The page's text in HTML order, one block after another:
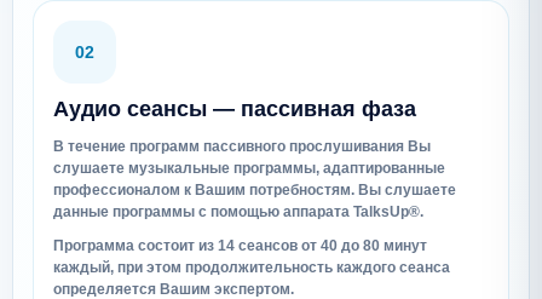
02
Аудио сеансы — пассивная фаза
В течение программ пассивного прослушивания Вы
слушаете музыкальные программы, адаптированные
профессионалом к Вашим потребностям. Вы слушаете
данные программы с помощью аппарата TalksUp®.
Программа состоит из 14 сеансов от 40 до 80 минут
каждый, при этом продолжительность каждого сеанса
определяется Вашим экспертом.